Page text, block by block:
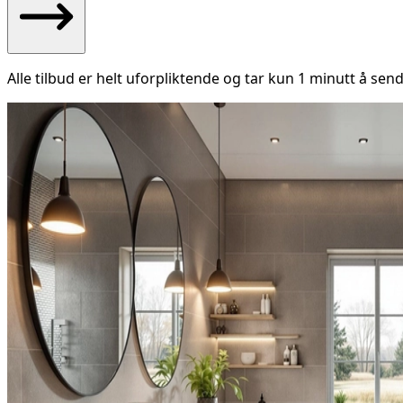
Alle tilbud er helt uforpliktende og tar kun 1 minutt å